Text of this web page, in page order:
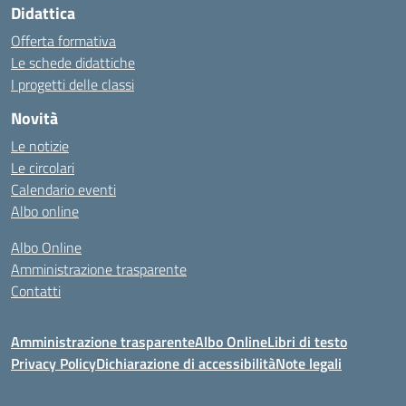
Didattica
Offerta formativa
Le schede didattiche
I progetti delle classi
Novità
Le notizie
Le circolari
Calendario eventi
Albo online
Albo Online
Amministrazione trasparente
Contatti
Amministrazione trasparenteAlbo OnlineLibri di testo
Privacy PolicyDichiarazione di accessibilitàNote legali